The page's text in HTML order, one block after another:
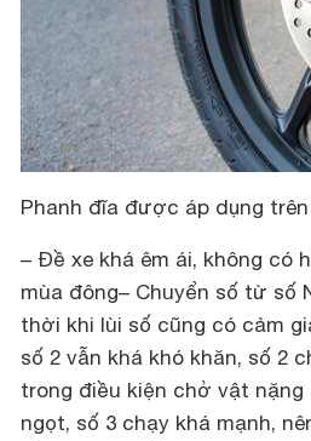
Phanh đĩa được áp dụng
– Đề xe khá êm ái, không có
mùa đông– Chuyển số từ số
thời khi lùi số cũng có cảm
số 2 vẫn khá khó khăn, số 2
trong điều kiện chở vật nặng
ngọt, số 3 chạy khá mạnh,